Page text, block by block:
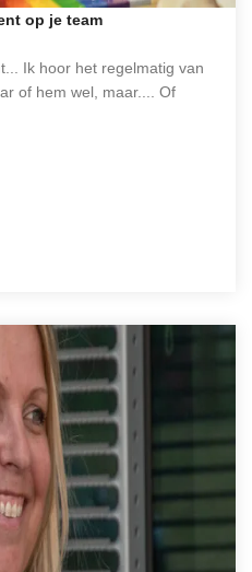
op je team
Ik hoor het regelmatig van
of hem wel, maar.... Of